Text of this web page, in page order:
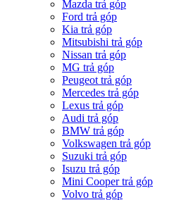
Mazda trả góp
Ford trả góp
Kia trả góp
Mitsubishi trả góp
Nissan trả góp
MG trả góp
Peugeot trả góp
Mercedes trả góp
Lexus trả góp
Audi trả góp
BMW trả góp
Volkswagen trả góp
Suzuki trả góp
Isuzu trả góp
Mini Cooper trả góp
Volvo trả góp